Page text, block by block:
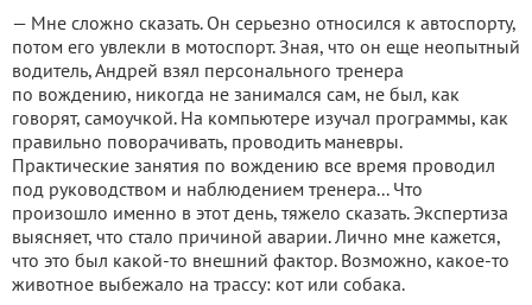
— Мне сложно сказать. Он серьезно относился к автоспорту,
потом его увлекли в мотоспорт. Зная, что он еще неопытный
водитель, Андрей взял персонального тренера
по вождению, никогда не занимался сам, не был, как
говорят, самоучкой. На компьютере изучал программы, как
правильно поворачивать, проводить маневры.
Практические занятия по вождению все время проводил
под руководством и наблюдением тренера... Что
произошло именно в этот день, тяжело сказать. Экспертиза
выясняет, что стало причиной аварии. Лично мне кажется,
что это был какой-то внешний фактор. Возможно, какое-то
животное выбежало на трассу: кот или собака.